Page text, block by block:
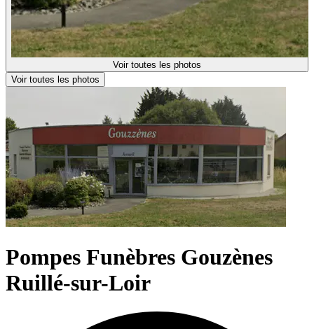
Voir toutes les photos
Voir toutes les photos
Pompes Funèbres Gouzènes
Ruillé-sur-Loir